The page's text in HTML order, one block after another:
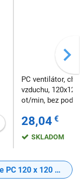
PC ventilátor,
vzduchu,
ot/min, bez
28,04 €
SKLADOM
120 x 120 mm